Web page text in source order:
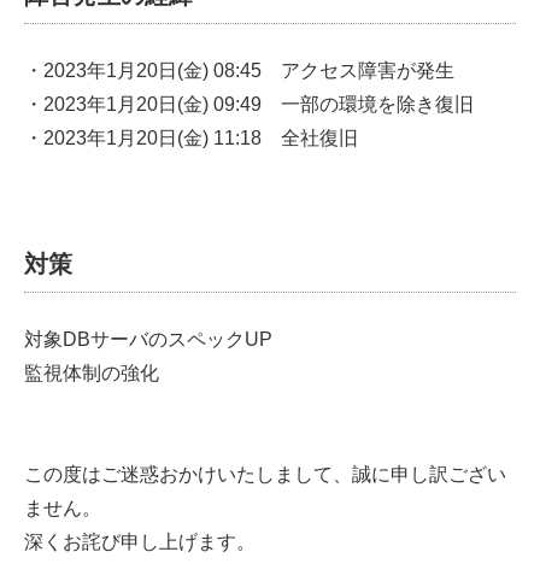
・2023年1月20日(金) 08:45 アクセス障害が発生
・2023年1月20日(金) 09:49 一部の環境を除き復旧
・2023年1月20日(金) 11:18 全社復旧
対策
対象DBサーバのスペックUP
監視体制の強化
この度はご迷惑おかけいたしまして、誠に申し訳ござい
ません。
深くお詫び申し上げます。